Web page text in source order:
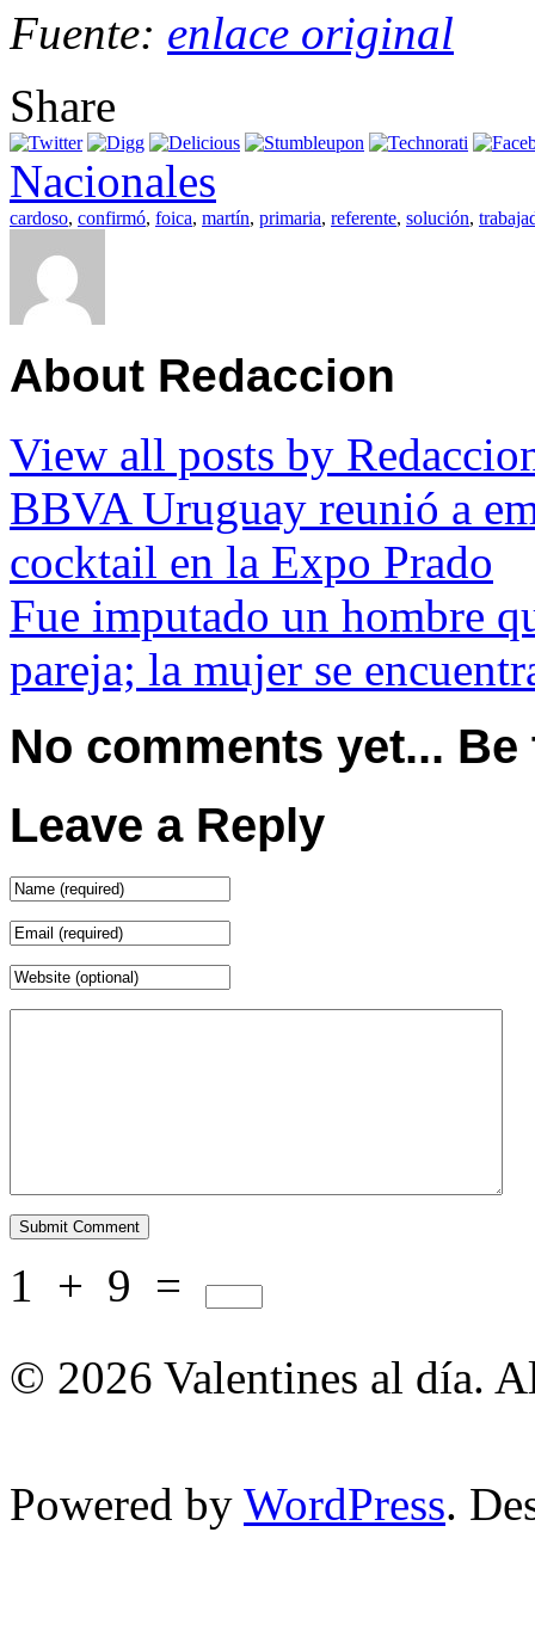
Fuente: enlace original
Share
Nacionales
cardoso, confirmó, foica, martín, primaria, referente, solución,
About Redaccion
View all posts by
BBVA Uruguay reunió a
cocktail en la Expo Prado
Fue imputado un hombre
pareja; la mujer se
No comments yet...
Leave a Reply
1 + 9 =
© 2026 Valentines al día.
Powered by WordPress.